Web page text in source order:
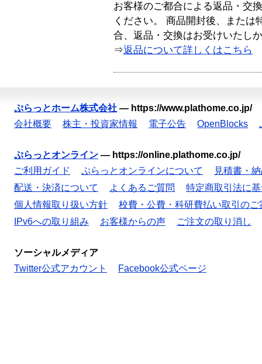
お客様のご都合による返品・交
ください。 商品開封後、または
合、返品・交換はお受けいたし
⇒返品について詳しくはこちら
ぷらっとホーム株式会社 — https://www.plathome.co.jp/
会社概要
株主・投資家情報 電子公告 OpenBlocks
ぷらっとオンライン — https://online.plathome.co.jp/
ご利用ガイド
ぷらっとオンラインについて
見積書・
配送・決済について
よくあるご質問
特定商取引法に
個人情報取り扱い方針
校費・公費・科研費払い取引のご
IPv6への取り組み
お客様からの声 ご注文の取り消し
ソーシャルメディア
Twitter公式アカウント
Facebook公式ページ